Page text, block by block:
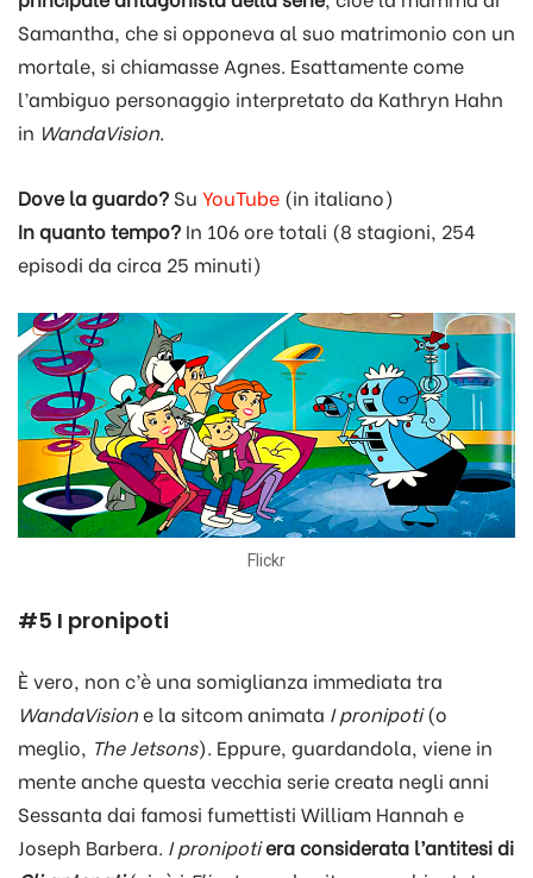
Samantha, che si opponeva al suo matrimonio con un
mortale, si chiamasse Agnes. Esattamente come
l’ambiguo personaggio interpretato da Kathryn Hahn
in WandaVision.
Dove la guardo? Su YouTube (in italiano)
In quanto tempo? In 106 ore totali (8 stagioni, 254
episodi da circa 25 minuti)
Flickr
#5 I pronipoti
È vero, non c’è una somiglianza immediata tra
WandaVisione la sitcom animata I pronipoti(o
meglio, The Jetsons). Eppure, guardandola, viene in
mente anche questa vecchia serie creata negli anni
Sessanta dai famosi fumettisti William Hannah e
Joseph Barbera. I pronipotiera considerata l’antitesi di